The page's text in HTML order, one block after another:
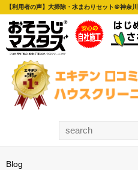
【利用者の声】大掃除・水まわりセット＠神奈
Blog